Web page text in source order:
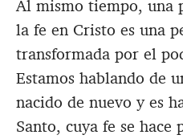
Al mismo tiempo, una
la fe en Cristo es una
transformada por el
Estamos hablando de
nacido de nuevo y es
Santo, cuya fe se hace